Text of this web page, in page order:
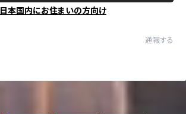
日本国内にお住まいの方向け
通報する